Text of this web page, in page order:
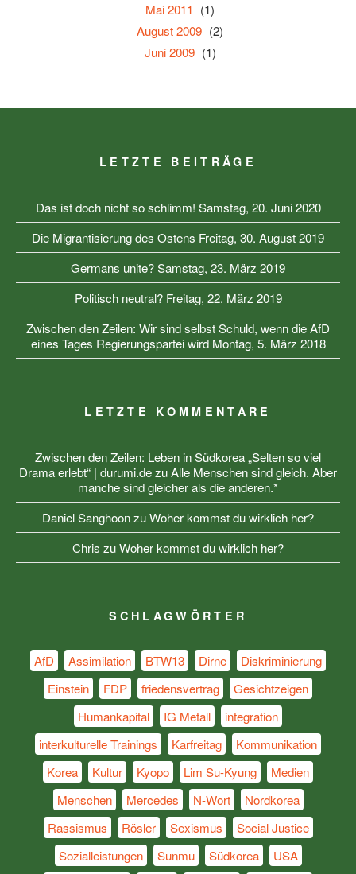
Mai 2011 (1)
August 2009 (2)
Juni 2009 (1)
LETZTE BEITRÄGE
Das ist doch nicht so schlimm! Samstag, 20. Juni 2020
Die Migrantisierung des Ostens Freitag, 30. August 2019
Germans unite?Samstag, 23. März 2019
Politisch neutral? Freitag, 22. März 2019
Zwischen den Zeilen: Wir sind selbst Schuld, wenn die AfD
eines Tages Regierungspartei wird Montag, 5. März 2018
LETZTE KOMMENTARE
Zwischen den Zeilen: Leben in Südkorea „Selten so viel
Drama erlebt“ | durumi.dezuAlle Menschen sind gleich. Aber
manche sind gleicher als die anderen.*
Daniel SanghoonzuWoher kommst du wirklich her?
Chris zuWoher kommst du wirklich her?
SCHLAGWÖRTER
AfD Assimilation BTW13 Dirne
Diskriminierung
Einstein
FDP friedensvertrag
Gesichtzeigen
Humankapital
IG Metall
integration
interkulturelle Trainings
Karfreitag
Kommunikation
Korea
Kultur Kyopo Lim Su-Kyung
Medien
Menschen
Mercedes N-Wort
Nordkorea
Rassismus
Rösler Sexismus
Social Justice
Sozialleistungen
Sunmu Südkorea
USA